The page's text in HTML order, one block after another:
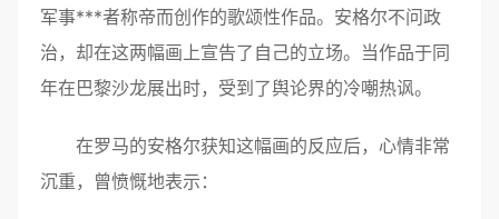
军事***者称帝而创作的歌颂性作品。安格尔不问政
治，却在这两幅画上宣告了自己的立场。当作品于同
年在巴黎沙龙展出时，受到了舆论界的冷嘲热讽。
在罗马的安格尔获知这幅画的反应后，心情非常
沉重，曾愤慨地表示：